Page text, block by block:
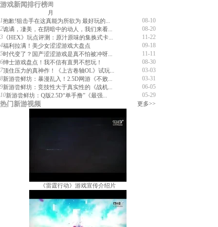
游戏新闻排行榜周
月
1
08-10
抱歉!狙击手在这真能为所欲为 最好玩的...
2
08-20
诡谲，凄美，在阴暗中的动人，我们来看...
3
11-22
《HEX》玩点评测：原汁原味的集换式卡...
4
09-18
福利拉满！美少女涩涩游戏大盘点
5
11-11
时代变了？国产涩涩游戏是真不怕被冲呀...
6
08-30
绅士游戏盘点！我不信有直男不想玩！
7
03-03
顶住压力的真神作！《上古卷轴OL》试玩...
8
03-31
新游尝鲜坊：暴漫乱入！2.5D网游《不败...
9
06-05
新游尝鲜坊：竞技性大于真实性的《战机...
10
05-29
新游尝鲜坊：Q版2.5D“单手撸”《最强...
热门新游视频 更多>>
《雷霆行动》游戏宣传介绍片